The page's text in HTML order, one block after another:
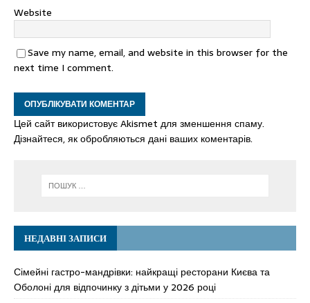
Website
Save my name, email, and website in this browser for the
next time I comment.
Цей сайт використовує Akismet для зменшення спаму.
Дізнайтеся, як обробляються дані ваших коментарів.
НЕДАВНІ ЗАПИСИ
Сімейні гастро-мандрівки: найкращі ресторани Києва та
Оболоні для відпочинку з дітьми у 2026 році